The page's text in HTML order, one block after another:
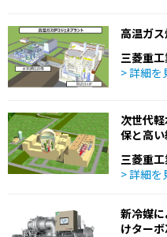
高温ガ
三菱重
> 詳細を
次世代
保と高い
三菱重
> 詳細を
新冷媒
けター